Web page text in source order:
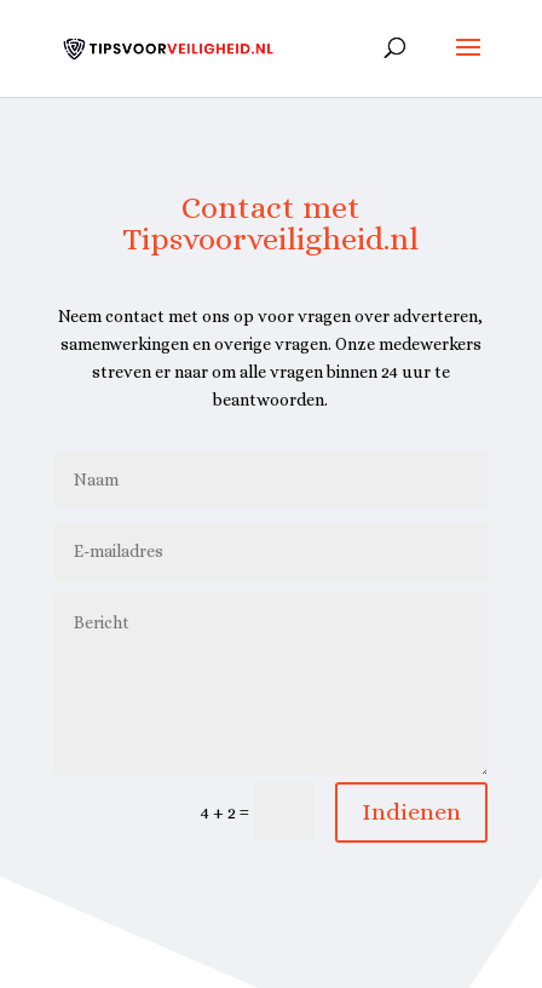
Contact met
Tipsvoorveiligheid.nl
Neem contact met ons op voor vragen over adverteren,
samenwerkingen en overige vragen. Onze medewerkers
streven er naar om alle vragen binnen 24 uur te
beantwoorden.
4 + 2 = Indienen